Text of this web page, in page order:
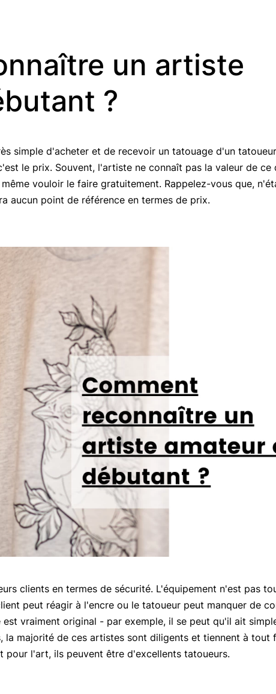
un artiste
?
simple d'acheter et de recevoir un tatouage d'un
le prix. Souvent, l'artiste ne connaît pas la valeur de ce
vouloir le faire gratuitement. Rappelez-vous que,
aucun point de référence en termes de prix.
clients en termes de sécurité. L'équipement n'est pas
peut réagir à l'encre ou le tatoueur peut manquer de
vraiment original - par exemple, il se peut qu'il ait
la majorité de ces artistes sont diligents et tiennent à tout
l'art, ils peuvent être d'excellents tatoueurs.